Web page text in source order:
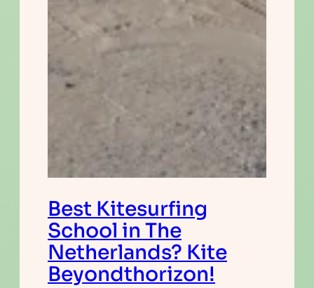
Best Kitesurfing
School in The
Netherlands? Kite
Beyondthorizon!